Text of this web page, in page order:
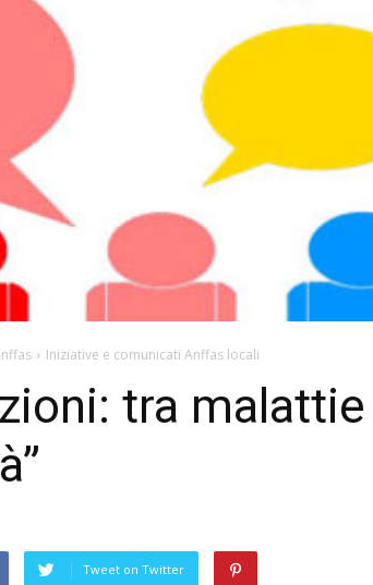
Iniziative e comunicati Anffas locali
tra
Tweet on Twitter